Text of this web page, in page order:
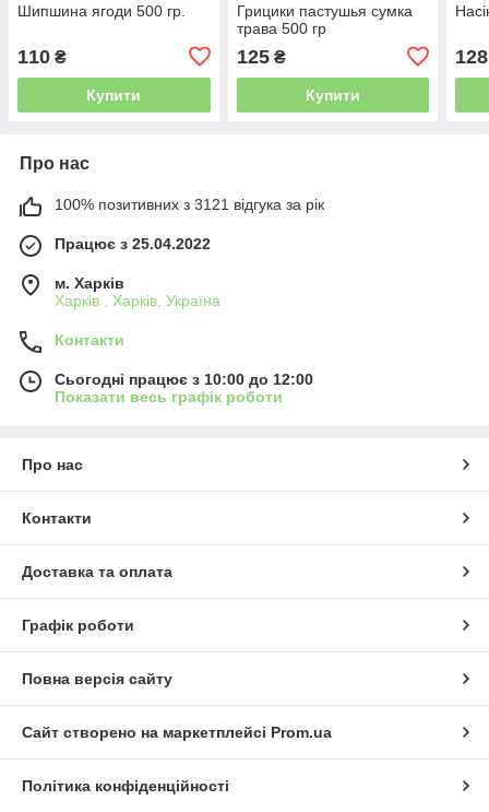
Шипшина ягоди 500 гр.
110 ₴
Купити
Грицики пастушья сумка
трава 500 гр
125₴
Купити
128
Про нас
100% позитивних з 3121 відгука за рік
Працює з 25.04.2022
м. Харків
Харків , Харків, Україна
Контакти
Сьогодні працює з 10:00 до 12:00
Показати весь графік роботи
Про нас
Контакти
Доставка та оплата
Графік роботи
Повна версія сайту
Сайт створено на маркетплейсі Prom.ua
Політика конфіденційності